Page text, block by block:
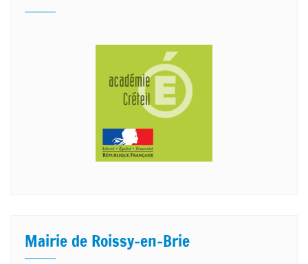
Mairie de Roissy-en-Brie